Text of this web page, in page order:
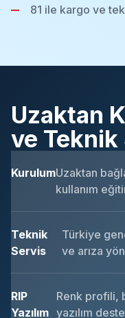
81 ile kargo ve
Uzaktan
ve
KurulumUzaktan
kullanım
Teknik
Servis
Türkiye
ve arıza
RIP
Yazılım
Renk profili,
yazılım